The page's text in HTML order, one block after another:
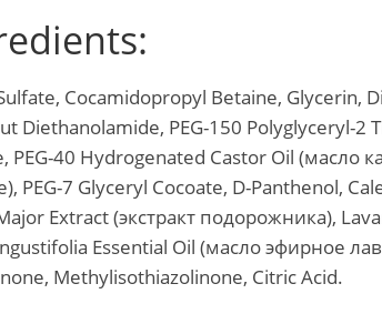
Cocamidopropyl Betaine, Glycerin,
Diethanolamide, PEG-150 Polyglyceryl-
PEG-40 Hydrogenated Castor Oil (масло
PEG-7 Glyceryl Cocoate, D-Panthenol,
Extract (экстракт подорожника),
Essential Oil (масло эфирное
Methylisothiazolinone, Citric Acid.